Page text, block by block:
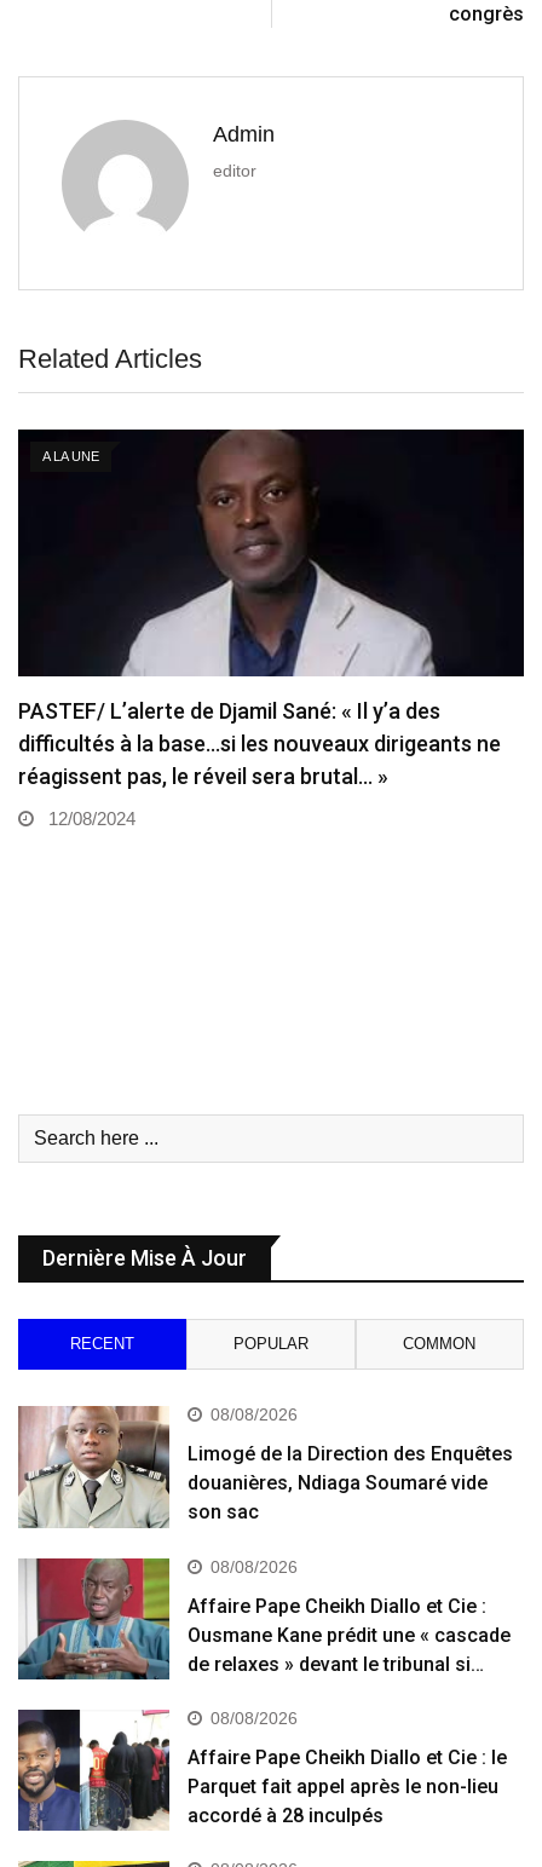
congrès
Admin
editor
Related Articles
A LA UNE
PASTEF/ L’alerte de Djamil Sané: « Il y’a des
difficultés à la base…si les nouveaux dirigeants ne
réagissent pas, le réveil sera brutal… »
12/08/2024
Dernière Mise À Jour
RECENT POPULAR COMMON
08/08/2026
Limogé de la Direction des Enquêtes
douanières, Ndiaga Soumaré vide
son sac
08/08/2026
Affaire Pape Cheikh Diallo et Cie :
Ousmane Kane prédit une « cascade
de relaxes » devant le tribunal si…
08/08/2026
Affaire Pape Cheikh Diallo et Cie : le
Parquet fait appel après le non-lieu
accordé à 28 inculpés